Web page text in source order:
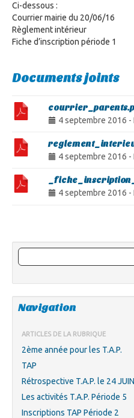
Ci-dessous :
Courrier mairie du 20/06/16
Règlement intérieur
Fiche d’inscription période 1
Documents joints
4 septembre 2016 -
4 septembre 2016 -
4 septembre 2016 -
Navigation
ARTICLES DE LA RUBRIQUE
2ème année pour les T.A.P.
TAP
Rétrospective T.A.P. le 24
Les activités T.A.P. Période 5
Inscriptions TAP Période 2